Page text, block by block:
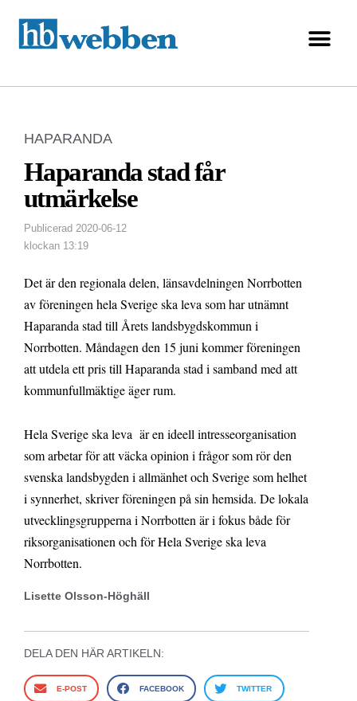
HAPARANDA
Haparanda stad får
utmärkelse
Publicerad 2020-06-12
klockan 13:19
Det är den regionala delen, länsavdelningen Norrbotten
av föreningen hela Sverige ska leva som har utnämnt
Haparanda stad till Årets landsbygdskommun i
Norrbotten. Måndagen den 15 juni kommer föreningen
att utdela ett pris till Haparanda stad i samband med att
kommunfullmäktige äger rum.
Hela Sverige ska leva är en ideell intresseorganisation
som arbetar för att väcka opinion i frågor som rör den
svenska landsbygden i allmänhet och Sverige som helhet
i synnerhet, skriver föreningen på sin hemsida. De lokala
utvecklingsgrupperna i Norrbotten är i fokus både för
riksorganisationen och för Hela Sverige ska leva
Norrbotten.
Lisette Olsson-Höghäll
DELA DEN HÄR ARTIKELN:
E-POST FACEBOOK TWITTER